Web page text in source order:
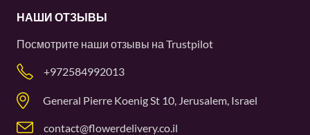
НАШИ ОТЗЫВЫ
Посмотрите наши отзывы на Trustpilot
+972584992013
General Pierre Koenig St 10, Jerusalem, Israel
contact@flowerdelivery.co.il